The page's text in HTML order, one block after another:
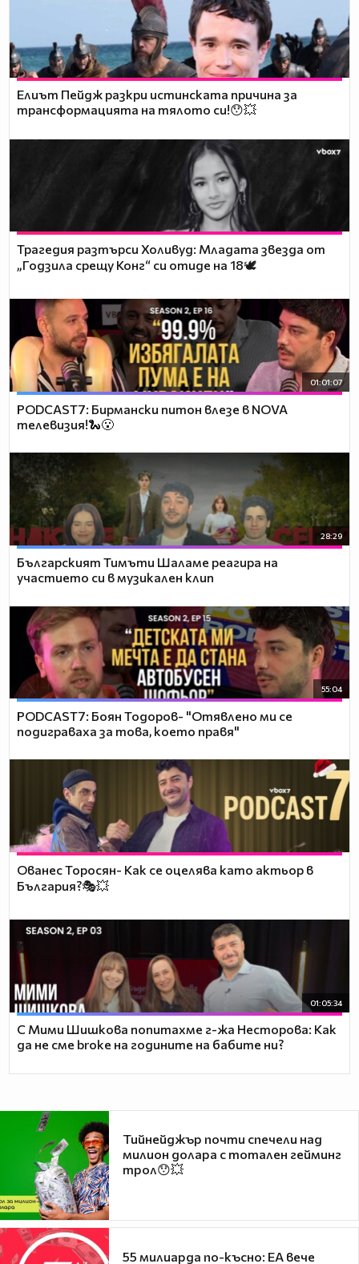
Елиът Пейдж разкри истинската причина за
трансформацията на тялото си!😯💥
Трагедия разтърси Холивуд: Младата звезда от
„Годзила срещу Конг“ си отиде на 18🕊️
01:01:07
PODCAST7: Бирмански питон влезе в NOVA
телевизия!🐍😮
28:29
Българският Тимъти Шаламе реагира на
участието си в музикален клип
55:04
PODCAST7: ‪Боян Тодоров- "Отявлено ми се
подиграваха за това, което правя"
Ованес Торосян- Как се оцелява като актьор в
България?🎭💥
01:05:34
С Мими Шишкова попитахме г-жа Несторова: Как
да не сме broke на годините на бабите ни?
Тийнейджър почти спечели над
милион долара с тотален гейминг
трол😯💥
55 милиарда по-късно: EA вече